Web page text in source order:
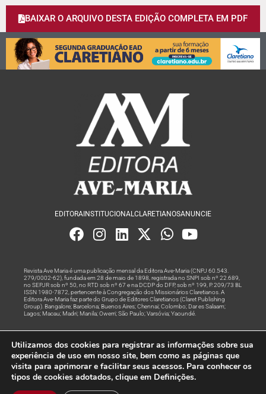
BAIXAR O ARQUIVO DESTA EDIÇÃO COMPLETA EM PDF
EDITORA INSTITUCIONALCLARETIANOSANUNCIE
Revista Ave Maria é uma publicação mensal da Editora Ave-Maria (CNPJ 60.543.
279/0002-62), fundada em 28 de maio de 1898, registrada no SNPI sob nº 22.689,
no SEPJR sob nº 50, no RTD sob nº 67 e na DCDP do DFP, sob nº 199, P. 209/73 BL
ISSN 1980-7872, pertencente à Congregação dos Missionários Claretianos. A
Editora Ave-Maria faz parte do Grupo de Editores Claretianos (Claret Publishing
Group). Bangalore; Barcelona; Buenos Aires; Chennai; Colombo; Dar es Salaam;
Lagos; Macau; Madri; Manila; Owerri; São Paulo; Varsóvia; Yaoundé.
Rede
© Todos os Direitos Reservados
Utilizamos dos cookies para registrar as informações sobre sua
experiência de uso em nosso site, bem como as páginas que
visita para aprimorar e facilitar seus acessos. Para conhecer os
tipos de cookies adotados, clique em Definições.